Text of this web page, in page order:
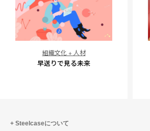
送
未
組織文化 + 人材
早送りで見る未来
Steelcaseについて